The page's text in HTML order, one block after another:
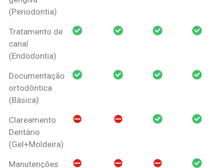
(Periodontia)
Tratamento de
canal
(Endodontia)
Documentação
ortodôntica
(Básica)
Clareamento
Dentário
(Gel+Moldeira)
Manutenções